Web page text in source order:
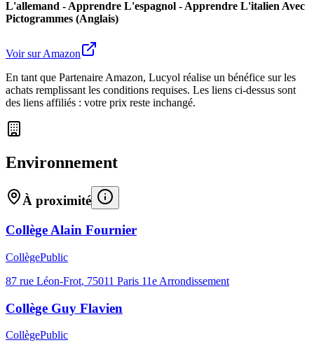
L'allemand - Apprendre L'espagnol - Apprendre L'italien Avec
Pictogrammes (Anglais)
Voir sur Amazon
En tant que Partenaire Amazon, Lucyol réalise un bénéfice sur les
achats remplissant les conditions requises. Les liens ci-dessus sont
des liens affiliés : votre prix reste inchangé.
Environnement
À proximité
Collège Alain Fournier
CollègePublic
87 rue Léon-Frot, 75011 Paris 11e Arrondissement
Collège Guy Flavien
CollègePublic